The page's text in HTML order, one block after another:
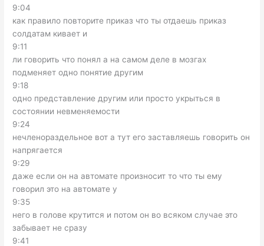
9:04
как правило повторите приказ что ты отдаешь приказ
солдатам кивает и
9:11
ли говорить что понял а на самом деле в мозгах
подменяет одно понятие другим
9:18
одно представление другим или просто укрыться в
состоянии невменяемости
9:24
нечленораздельное вот а тут его заставляешь говорить он
напрягается
9:29
даже если он на автомате произносит то что ты ему
говорил это на автомате у
9:35
него в голове крутится и потом он во всяком случае это
забывает не сразу
9:41